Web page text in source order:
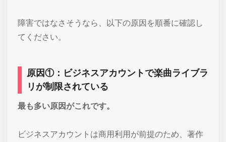
障害ではなさそうなら、以下の原因を順番に確認し
てください。
原因①：ビジネスアカウントで楽曲ライブラ
リが制限されている
最も多い原因がこれです。
ビジネスアカウントは商用利用が前提のため、著作